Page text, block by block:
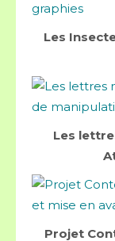
Les
Les
Projet